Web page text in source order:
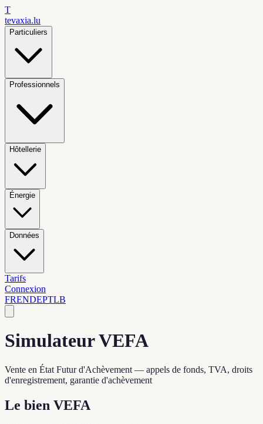
T
tevaxia.lu
Particuliers
Professionnels
Hôtellerie
Énergie
Données
Tarifs
Connexion
FRENDEPTLB
Simulateur VEFA
Vente en État Futur d'Achèvement — appels de fonds, TVA, droits
d'enregistrement, garantie d'achèvement
Le bien VEFA